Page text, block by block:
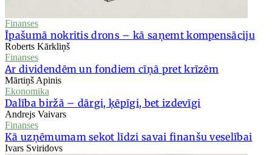
Finanses
Īpašumā nokritis drons – kā saņemt kompensāciju
Roberts Kārkliņš
Finanses
Ar dividendēm un fondiem cīņā pret krīzēm
Mārtiņš Apinis
Ekonomika
Dalība biržā – dārgi, ķēpīgi, bet izdevīgi
Andrejs Vaivars
Finanses
Kā uzņēmumam sekot līdzi savai finanšu veselībai
Ivars Sviridovs